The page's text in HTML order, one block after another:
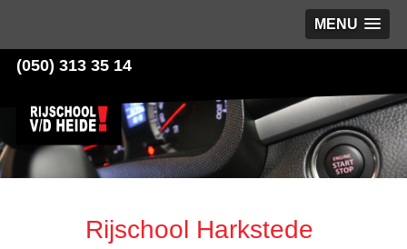
MENU
(050) 313 35 14
Rijschool Harkstede